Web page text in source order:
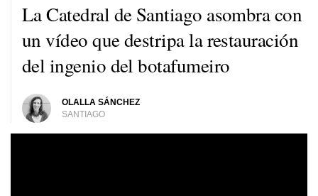
La Catedral de Santiago asombra con
un vídeo que destripa la restauración
del ingenio del botafumeiro
OLALLA SÁNCHEZ
SANTIAGO